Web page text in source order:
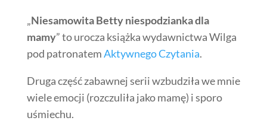
„Niesamowita Betty niespodzianka dla
mamy” to urocza książka wydawnictwa Wilga
pod patronatemAktywnego Czytania.
Druga część zabawnej serii wzbudziła we mnie
wiele emocji (rozczuliła jako mamę) i sporo
uśmiechu.